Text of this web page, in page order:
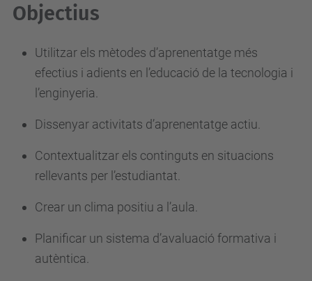
Objectius
Utilitzar els mètodes d’aprenentatge més
efectius i adients en l’educació de la tecnologia i
l’enginyeria.
Dissenyar activitats d’aprenentatge actiu.
Contextualitzar els continguts en situacions
rellevants per l’estudiantat.
Crear un clima positiu a l’aula.
Planificar un sistema d’avaluació formativa i
autèntica.